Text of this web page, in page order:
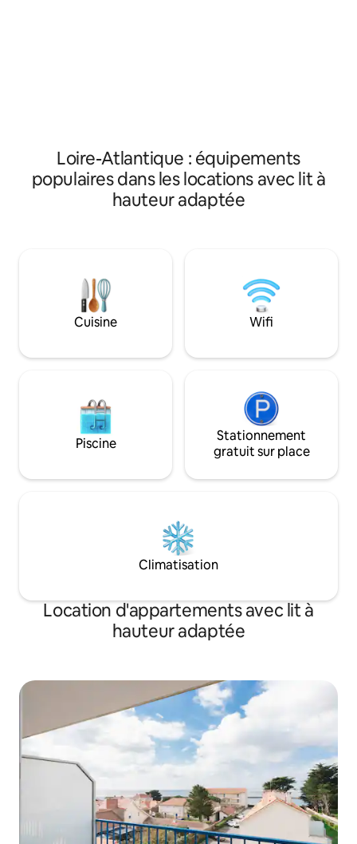
Loire-Atlantique : équipements
populaires dans les locations avec lit à
hauteur adaptée
Cuisine Wifi
Piscine
Stationnement
gratuit sur place
Climatisation
Location d'appartements avec lit à
hauteur adaptée